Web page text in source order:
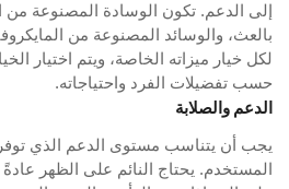
إلى الدعم. تكون الوسادة المصنوعة من
بالعث، والوسائد المصنوعة من
لكل خيار ميزاته الخاصة، ويتم اختيار
حسب تفضيلات الفرد واحتياجاته.
الدعم والصلابة
يجب أن يتناسب مستوى الدعم الذي
المستخدم. يحتاج النائم على الظهر